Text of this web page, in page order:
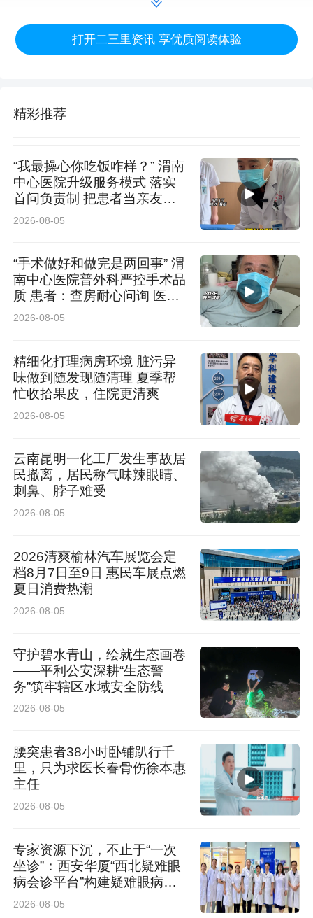
方案。
险作业，该公司严格落实提级管控要求，分管领
作业全过程，对计划安排、现场勘察、两票执
行、现场安全措施落实及关键点防人身风险分析
等关键环节进行严格检查确认，并对现场各项管
环与作业安全可控。在应急照明灯的照射下，4
名工作人员分工明确、配合默契，克服夜间视线
受限、高空作业难度大等困难，严格按照标准化
流程，依次完成了6片悬瓷更换、三相电缆头引
流线制作与搭接，以及一组避雷器的安装与调
试。每一道工序都严谨细致，每一次操作都精准
无误，经过数小时的连续奋战，隐患被彻底消
除，线路在黎明前顺利恢复正常运行。
“零点检修”考验的是技术，传递的更是温度。在
此次作业筹备阶段，该公司在摸排停电范围时，
敏锐地发现辖区内有3户居民家中存在吸氧病
人。面对这一特殊情况，该公司共产党员服务队
满电的移动电源送到患者家中，并耐心指导家属
使用方法，确保在检修期间吸氧设备“不断电”。
近年来，该公司常态化推行零点检修、错峰消
打开二三里资讯 享优质阅读体验
精彩推荐
“我最操心你吃饭咋样？” 渭南
中心医院升级服务模式 落实
首问负责制 把患者当亲友照
料
2026-08-05
“手术做好和做完是两回事” 渭
南中心医院普外科严控手术品
质 患者：查房耐心问询 医护
认真负责
2026-08-05
精细化打理病房环境 脏污异
味做到随发现随清理 夏季帮
忙收拾果皮，住院更清爽
2026-08-05
云南昆明一化工厂发生事故居
民撤离，居民称气味辣眼睛、
刺鼻、脖子难受
2026-08-05
2026清爽榆林汽车展览会定
档8月7日至9日 惠民车展点燃
夏日消费热潮
2026-08-05
守护碧水青山，绘就生态画卷
——平利公安深耕“生态警
务”筑牢辖区水域安全防线
2026-08-05
腰突患者38小时卧铺趴行千
里，只为求医长春骨伤徐本惠
主任
2026-08-05
专家资源下沉，不止于“一次
坐诊”：西安华厦“西北疑难眼
病会诊平台”构建疑难眼病协
同诊疗闭环
2026-08-05